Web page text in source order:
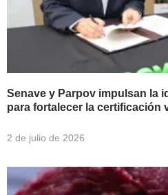
Senave y Parpov impulsan la
para fortalecer la certificación
2 de julio de 2026